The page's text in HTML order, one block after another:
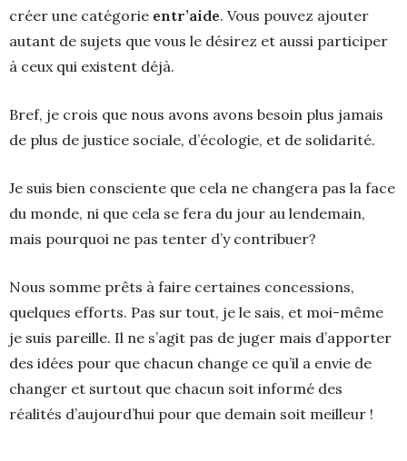
créer une catégorie entr’aide. Vous pouvez ajouter
autant de sujets que vous le désirez et aussi participer
à ceux qui existent déjà.
Bref, je crois que nous avons avons besoin plus jamais
de plus de justice sociale, d’écologie, et de solidarité.
Je suis bien consciente que cela ne changera pas la face
du monde, ni que cela se fera du jour au lendemain,
mais pourquoi ne pas tenter d’y contribuer?
Nous somme prêts à faire certaines concessions,
quelques efforts. Pas sur tout, je le sais, et moi-même
je suis pareille. Il ne s’agit pas de juger mais d’apporter
des idées pour que chacun change ce qu’il a envie de
changer et surtout que chacun soit informé des
réalités d’aujourd’hui pour que demain soit meilleur !